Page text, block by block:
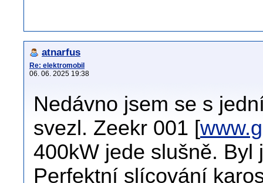
atnarfus
Re: elektromobil
06. 06. 2025 19:38
Nedávno jsem se s
svezl. Zeekr 001 [
400kW jede slušně.
Perfektní slícování